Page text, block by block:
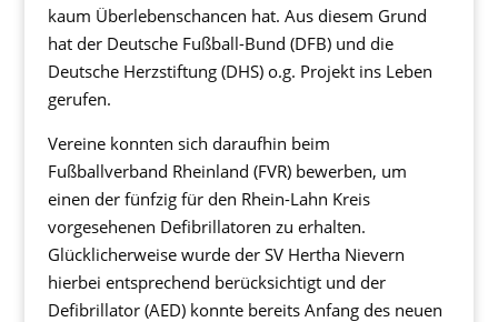
kaum Überlebenschancen hat. Aus diesem Grund
hat der Deutsche Fußball-Bund (DFB) und die
Deutsche Herzstiftung (DHS) o.g. Projekt ins Leben
gerufen.
Vereine konnten sich daraufhin beim
Fußballverband Rheinland (FVR) bewerben, um
einen der fünfzig für den Rhein-Lahn Kreis
vorgesehenen Defibrillatoren zu erhalten.
Glücklicherweise wurde der SV Hertha Nievern
hierbei entsprechend berücksichtigt und der
Defibrillator (AED) konnte bereits Anfang des neuen